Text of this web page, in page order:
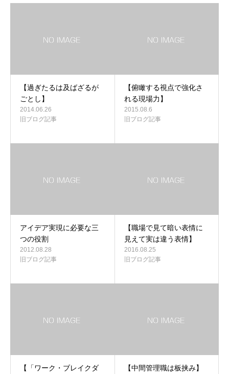
【過ぎたるは及ばざるが
ごとし】
2014.06.26
旧ブログ記事
【俯瞰する視点で強化さ
れる現場力】
2015.08.6
旧ブログ記事
アイデア実現に必要な三
つの役割
2012.08.28
旧ブログ記事
【職場で見て暗い表情に
見えて実は違う表情】
2016.08.25
旧ブログ記事
【「ワーク・ブレイクダ
【中間管理職は板挟み】